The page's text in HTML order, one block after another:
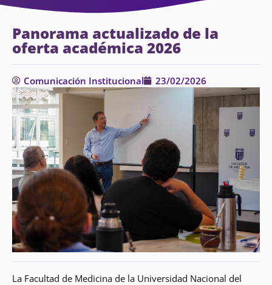
Panorama actualizado de la
oferta académica 2026
Comunicación Institucional 23/02/2026
La Facultad de Medicina de la Universidad Nacional del